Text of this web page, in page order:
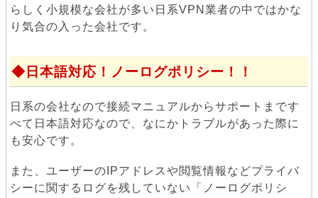
らしく小規模な会社が多い日系VPN業者の中ではかな
り気合の入った会社です。
日本語対応！ノーログポリシー！！
日系の会社なので接続マニュアルからサポートまです
べて日本語対応なので、なにかトラブルがあった際に
も安心です。
また、ユーザーのIPアドレスや閲覧情報などプライバ
シーに関するログを残していない「ノーログポリシ